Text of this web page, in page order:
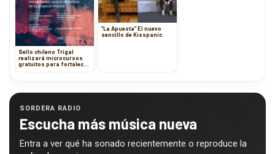
Sello chileno Trigal
realizará microcursos
gratuitos para fortalecer
”La Apuesta” El nuevo
sencillo de Kisspanic
SORDERA RADIO
Escucha más música nueva
Entra a ver qué ha sonado recientemente o reproduce la